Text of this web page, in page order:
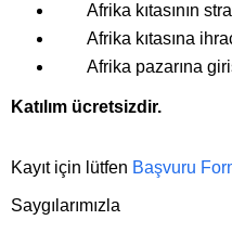
Afrika kıtasının
Afrika kıtasına
Afrika pazarına
Katılım ücretsizdir.
Kayıt için lütfen Başvuru
Saygılarımızla